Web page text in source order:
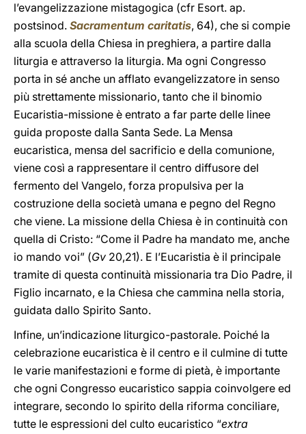
l’evangelizzazione mistagogica (cfr Esort. ap.
postsinod. Sacramentum caritatis, 64), che si compie
alla scuola della Chiesa in preghiera, a partire dalla
liturgia e attraverso la liturgia. Ma ogni Congresso
porta in sé anche un afflato evangelizzatore in senso
più strettamente missionario, tanto che il binomio
Eucaristia-missione è entrato a far parte delle linee
guida proposte dalla Santa Sede. La Mensa
eucaristica, mensa del sacrificio e della comunione,
viene così a rappresentare il centro diffusore del
fermento del Vangelo, forza propulsiva per la
costruzione della società umana e pegno del Regno
che viene. La missione della Chiesa è in continuità con
quella di Cristo: “Come il Padre ha mandato me, anche
io mando voi” (Gv 20,21). E l’Eucaristia è il principale
tramite di questa continuità missionaria tra Dio Padre, il
Figlio incarnato, e la Chiesa che cammina nella storia,
guidata dallo Spirito Santo.
Infine, un’indicazione liturgico-pastorale. Poiché la
celebrazione eucaristica è il centro e il culmine di tutte
le varie manifestazioni e forme di pietà, è importante
che ogni Congresso eucaristico sappia coinvolgere ed
integrare, secondo lo spirito della riforma conciliare,
tutte le espressioni del culto eucaristico “extra